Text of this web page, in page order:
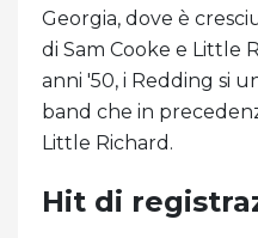
Georgia, dove è
di Sam Cooke e Little
anni '50, i Redding si
band che in
Little Richard.
Hit di